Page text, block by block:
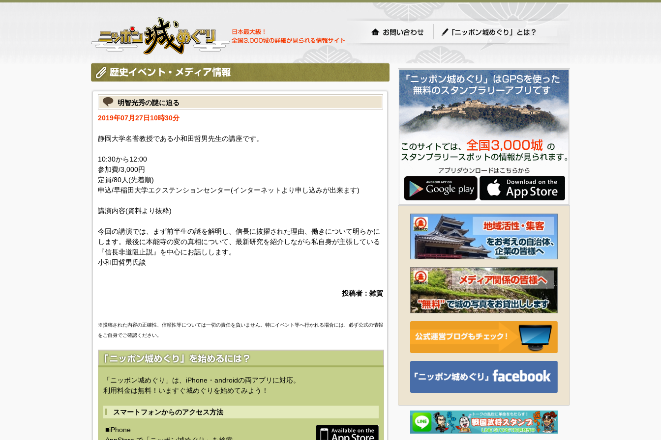
明智光秀の謎に迫る
2019年07月27日10時30分
静岡大学名誉教授である小和田哲男先生の講座です。
10:30から12:00
参加費/3,000円
定員/80人(先着順)
申込/早稲田大学エクステンションセンター(インターネットより申し込みが出来ます)
講演内容(資料より抜粋)
今回の講演では、まず前半生の謎を解明し、信長に抜擢された理由、働きについて明らかに
します。最後に本能寺の変の真相について、最新研究を紹介しながら私自身が主張している
『信長非道阻止説』を中心にお話しします。
小和田哲男氏談
投稿者：雑賀
※投稿された内容の正確性、信頼性等については一切の責任を負いません。特にイベント等へ行かれる場合には、必ず公式の情報
をご自身でご確認ください。
「ニッポン城めぐり」は、iPhone・androidの両アプリに対応。
利用料金は無料！いますぐ城めぐりを始めてみよう！
スマートフォンからのアクセス方法
■iPhone